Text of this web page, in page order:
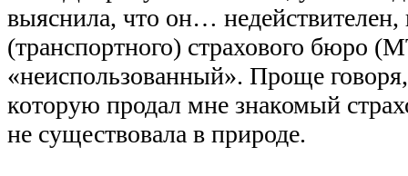
выяснила, что он… недействителен,
(транспортного) страхового бюро
«неиспользованный». Проще
которую продал мне знакомый
не существовала в природе.